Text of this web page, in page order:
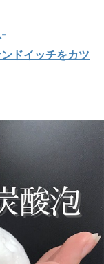
-
ドイッチをカツ